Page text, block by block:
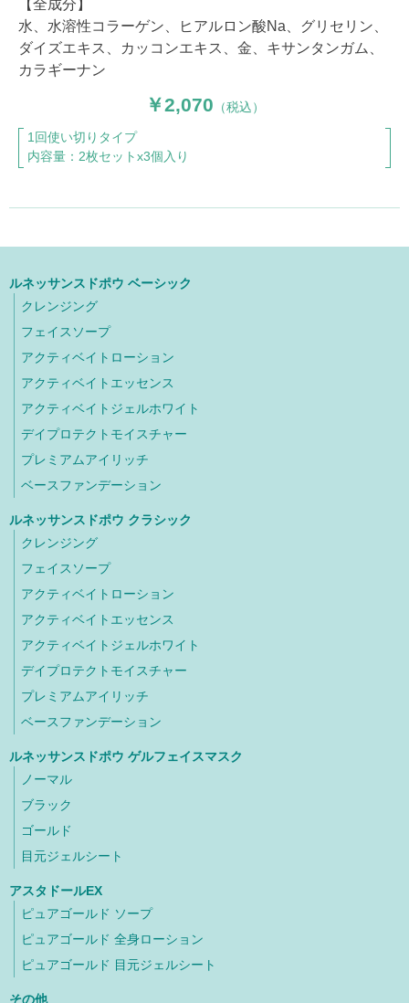
【全成分】
水、水溶性コラーゲン、ヒアルロン酸Na、グリセリン、
ダイズエキス、カッコンエキス、金、キサンタンガム、
カラギーナン
2,070 （税込）
1回使い切りタイプ
内容量：2枚セットx3個入り
ルネッサンスドポウ ベーシック
クレンジング
フェイスソープ
アクティベイトローション
アクティベイトエッセンス
アクティベイトジェルホワイト
デイプロテクトモイスチャー
プレミアムアイリッチ
ベースファンデーション
ルネッサンスドポウ クラシック
クレンジング
フェイスソープ
アクティベイトローション
アクティベイトエッセンス
アクティベイトジェルホワイト
デイプロテクトモイスチャー
プレミアムアイリッチ
ベースファンデーション
ルネッサンスドポウ ゲルフェイスマスク
ノーマル
ブラック
ゴールド
目元ジェルシート
アスタドールEX
ピュアゴールド ソープ
ピュアゴールド 全身ローション
ピュアゴールド 目元ジェルシート
その他